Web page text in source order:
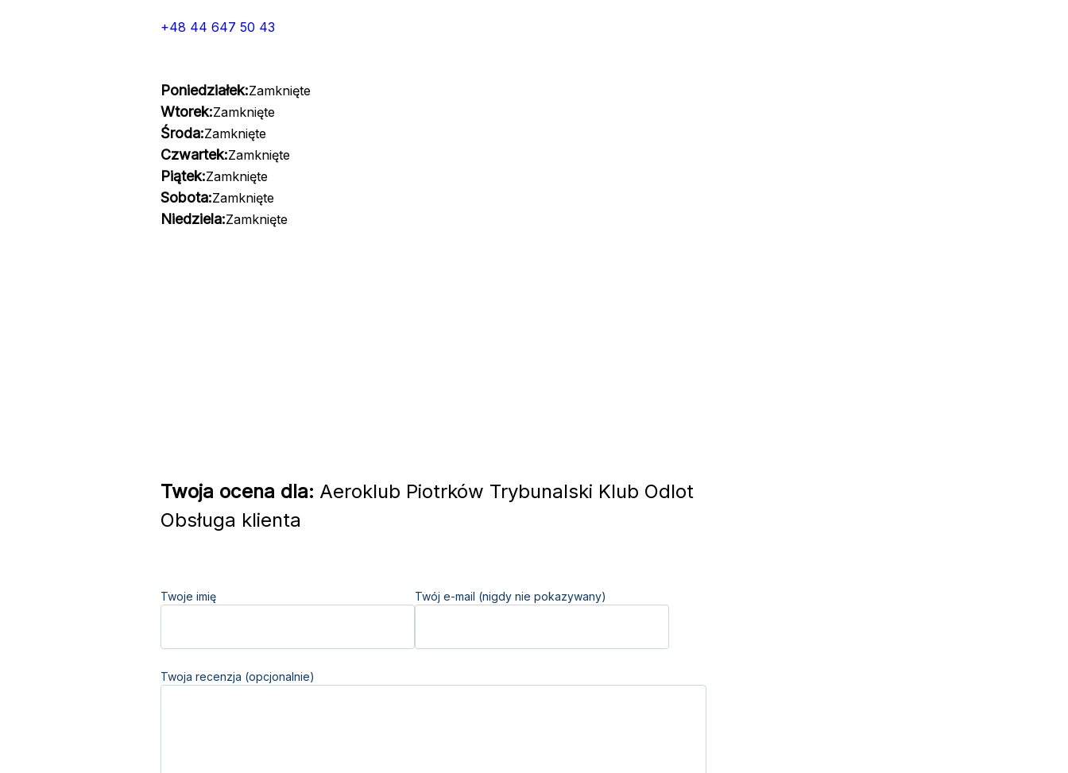
+48 44 647 50 43
Poniedziałek:Zamknięte
Wtorek:Zamknięte
Środa:Zamknięte
Czwartek:Zamknięte
Piątek:Zamknięte
Sobota:Zamknięte
Niedziela:Zamknięte
Twoja ocena dla: Aeroklub Piotrków Trybunalski Klub Odlot
Obsługa klienta
Twoje imię Twój e-mail (nigdy nie pokazywany)
Twoja recenzja (opcjonalnie)